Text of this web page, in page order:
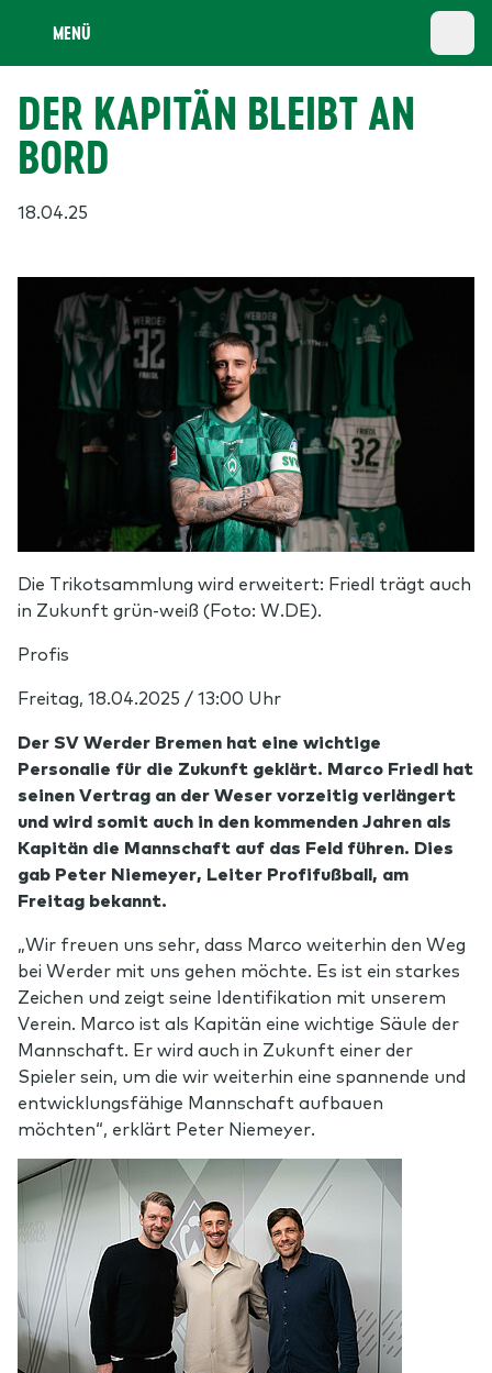
MENÜ
DER KAPITÄN BLEIBT AN
BORD
18.04.25
Die Trikotsammlung wird erweitert: Friedl trägt auch
in Zukunft grün-weiß (Foto: W.DE).
Profis
Freitag, 18.04.2025 / 13:00 Uhr
Der SV Werder Bremen hat eine wichtige
Personalie für die Zukunft geklärt. Marco Friedl hat
seinen Vertrag an der Weser vorzeitig verlängert
und wird somit auch in den kommenden Jahren als
Kapitän die Mannschaft auf das Feld führen. Dies
gab Peter Niemeyer, Leiter Profifußball, am
Freitag bekannt.
„Wir freuen uns sehr, dass Marco weiterhin den Weg
bei Werder mit uns gehen möchte. Es ist ein starkes
Zeichen und zeigt seine Identifikation mit unserem
Verein. Marco ist als Kapitän eine wichtige Säule der
Mannschaft. Er wird auch in Zukunft einer der
Spieler sein, um die wir weiterhin eine spannende und
entwicklungsfähige Mannschaft aufbauen
möchten“, erklärt Peter Niemeyer.